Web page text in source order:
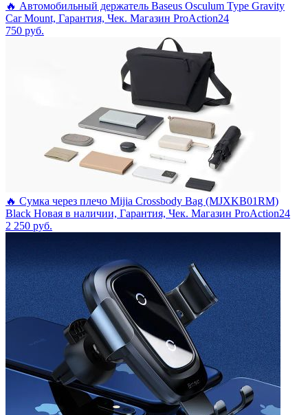
🔥 Автомобильный держатель Baseus Osculum Type Gravity
Car Mount, Гарантия, Чек. Магазин ProAction24
750 руб.
🔥 Сумка через плечо Mijia Crossbody Bag (MJXKB01RM)
Black Новая в наличии, Гарантия, Чек. Магазин ProAction24
2 250 руб.